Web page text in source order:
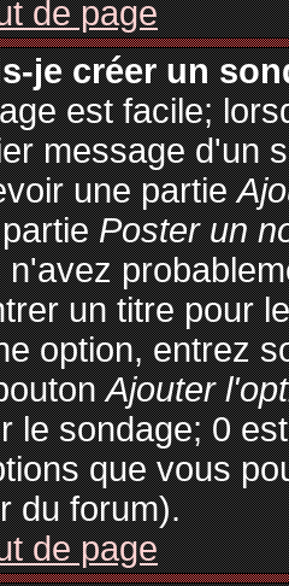
de page
je créer un
est facile;
message d'un
une partie
partiePoster un
un titre pour
option, entrez
Ajouter
le sondage; 0
que vous
du forum).
de page